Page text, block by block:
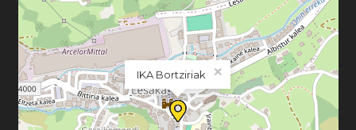
IKA Bortziriak ×